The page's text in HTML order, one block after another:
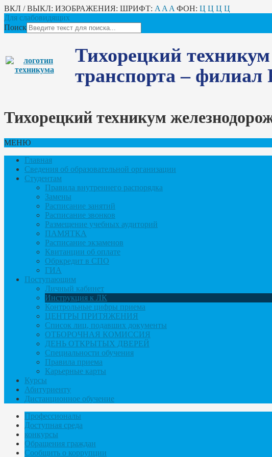
ВКЛ / ВЫКЛ: ИЗОБРАЖЕНИЯ: ШРИФТ: A A A ФОН: Ц Ц Ц Ц
Для слабовидящих
Поиск
Тихорецкий
транспорта –
Тихорецкий техникум
МЕНЮ
Главная
Сведения об образовательной организации
Студентам
Правила внутреннего распорядка
Замены
Расписание занятий
Расписание звонков
Размещение учебных аудиторий
ПАМЯТКА
Расписание экзаменов
Квитанции об оплате
Обркредит в СПО
ГИА
Поступающим
Личный кабинет
Инструкция к ЛК
Контрольные цифры приема
ЦЕНТРЫ ПРИТЯЖЕНИЯ
Список лиц, подавших документы
ОТБОРОЧНАЯ КОМИССИЯ
ДЕНЬ ОТКРЫТЫХ ДВЕРЕЙ
Специальности обучения
Правила приема
Карьерные карты
Курсы
Абитуриенту
Дистанционное обучение
Профессионалы
Доступная среда
конкурсы
Обращения граждан
Сообщить о коррупции